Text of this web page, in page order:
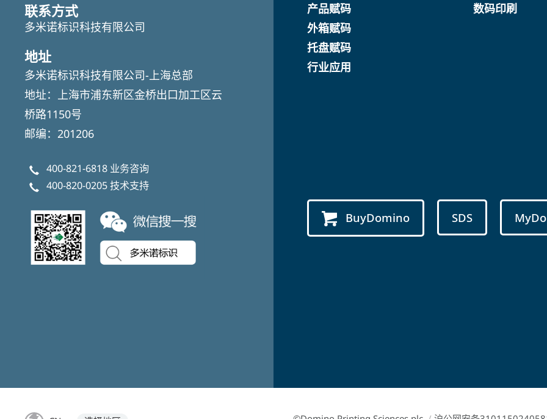
联系方式
多米诺标识科技有限公司
地址
多米诺标识科技有限公司-上海总部
地址：上海市浦东新区金桥出口加工区云
桥路1150号
邮编：201206
400-821-6818 业务咨询
400-820-0205技术支持
产品赋码
外箱赋码
托盘赋码
行业应用
数码印刷
BuyDomino SDS